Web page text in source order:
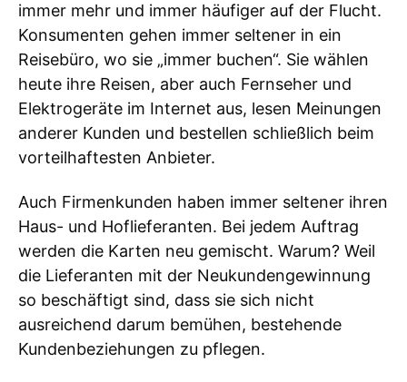
immer mehr und immer häufiger auf der Flucht.
Konsumenten gehen immer seltener in ein
Reisebüro, wo sie „immer buchen“. Sie wählen
heute ihre Reisen, aber auch Fernseher und
Elektrogeräte im Internet aus, lesen Meinungen
anderer Kunden und bestellen schließlich beim
vorteilhaftesten Anbieter.
Auch Firmenkunden haben immer seltener ihren
Haus- und Hoflieferanten. Bei jedem Auftrag
werden die Karten neu gemischt. Warum? Weil
die Lieferanten mit der Neukundengewinnung
so beschäftigt sind, dass sie sich nicht
ausreichend darum bemühen, bestehende
Kundenbeziehungen zu pflegen.